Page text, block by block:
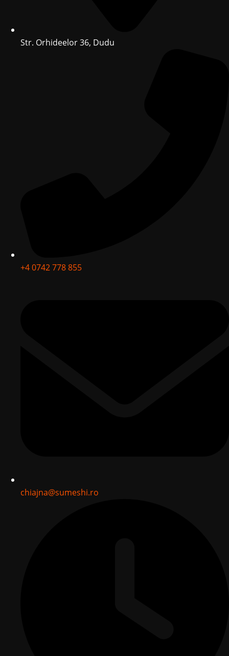
Str. Orhideelor 36, Dudu
+4 0742 778 855
chiajna@sumeshi.ro